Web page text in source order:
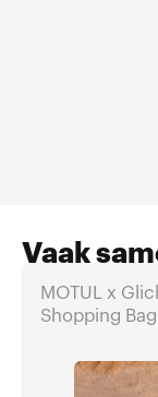
Vaak
MOTUL x
Shopping